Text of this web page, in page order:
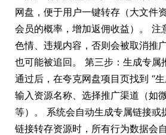
网盘，便于用户一键转存（大文件
会员的概率，增加返佣收益）。 注
色情、违规内容，否则会被取消推
也可能被追回。 第三步：生成专属
通过后，在夸克网盘项目页找到 “生
输入资源名称、选择推广渠道（如
等）。 系统会自动生成专属链接或
链接转存资源时，所有行为数据会